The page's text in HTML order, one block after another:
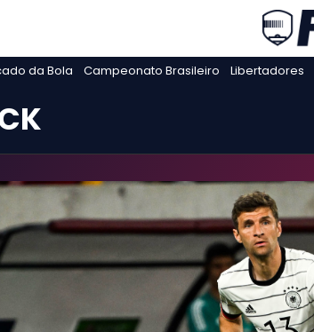
da Bola Campeonato Brasileiro Libertadores